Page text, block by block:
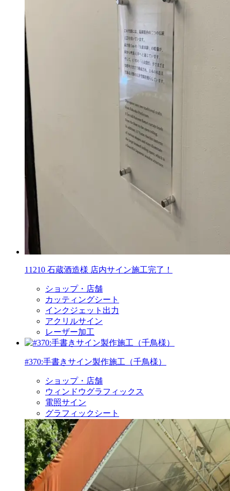
11210 石蔵酒造様 店内サイン施工完了！
ショップ・店舗
カッティングシート
インクジェット出力
アクリルサイン
レーザー加工
#370:手書きサイン製作施工（千鳥様）
ショップ・店舗
ウィンドウグラフィックス
電照サイン
グラフィックシート